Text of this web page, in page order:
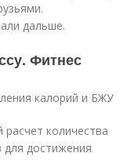
дальше.
Фитнес
калорий и БЖУ
количества
для достижения